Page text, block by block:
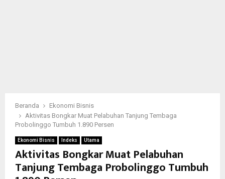
Beranda
Ekonomi Bisnis
Aktivitas Bongkar Muat Pelabuhan Tanjung Tembaga
Probolinggo Tumbuh 1.890 Persen
Ekonomi Bisnis Indeks Utama
Aktivitas Bongkar Muat Pelabuhan
Tanjung Tembaga Probolinggo Tumbuh